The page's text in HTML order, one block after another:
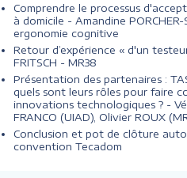
Comprendre le processus
à domicile - Amandine
ergonomie cognitive
Retour d’expérience « d'un
FRITSCH - MR38
Présentation des partenaires :
quels sont leurs rôles pour faire
innovations technologiques ? -
FRANCO (UIAD), Olivier ROUX
Conclusion et pot de clôture
convention Tecadom